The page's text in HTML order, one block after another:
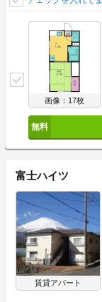
画像：17枚
富士ハイツ
賃貸アパート